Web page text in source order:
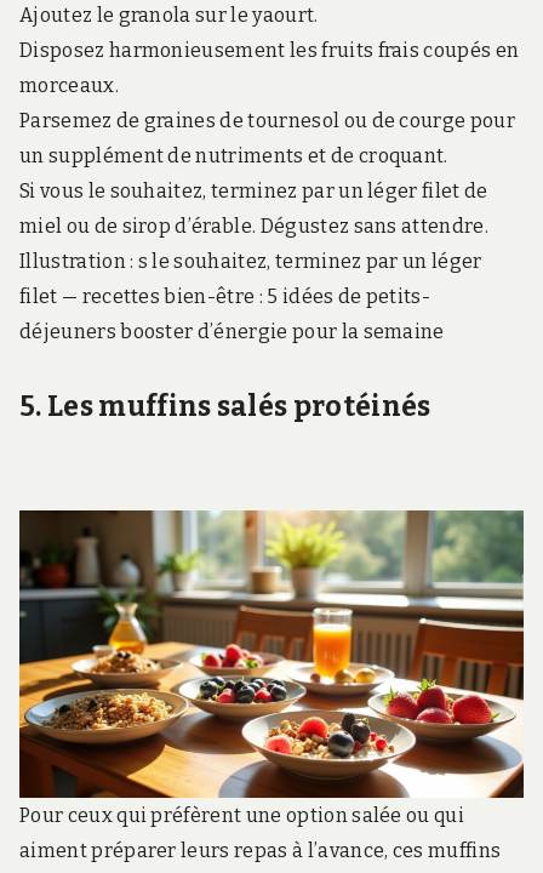
Ajoutez le granola sur le yaourt.
Disposez harmonieusement les fruits frais coupés en
morceaux.
Parsemez de graines de tournesol ou de courge pour
un supplément de nutriments et de croquant.
Si vous le souhaitez, terminez par un léger filet de
miel ou de sirop d’érable. Dégustez sans attendre.
Illustration : s le souhaitez, terminez par un léger
filet — recettes bien-être : 5 idées de petits-
déjeuners booster d’énergie pour la semaine
5. Les muffins salés protéinés
Pour ceux qui préfèrent une option salée ou qui
aiment préparer leurs repas à l’avance, ces muffins